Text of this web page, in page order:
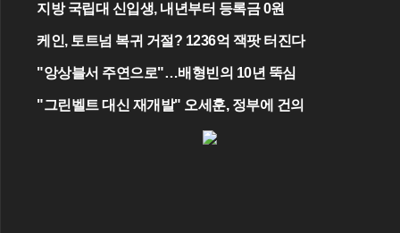
지방 국립대 신입생, 내년부터 등록금 0원
케인, 토트넘 복귀 거절? 1236억 잭팟 터진다
"앙상블서 주연으로"…배형빈의 10년 뚝심
"그린벨트 대신 재개발" 오세훈, 정부에 건의